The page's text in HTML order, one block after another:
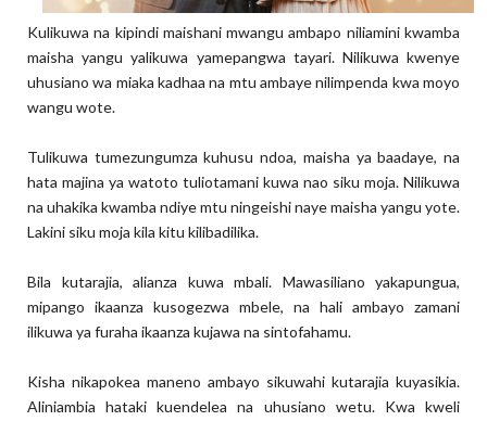
Kulikuwa na kipindi maishani mwangu ambapo niliamini kwamba
maisha yangu yalikuwa yamepangwa tayari. Nilikuwa kwenye
uhusiano wa miaka kadhaa na mtu ambaye nilimpenda kwa moyo
wangu wote.
Tulikuwa tumezungumza kuhusu ndoa, maisha ya baadaye, na
hata majina ya watoto tuliotamani kuwa nao siku moja. Nilikuwa
na uhakika kwamba ndiye mtu ningeishi naye maisha yangu yote.
Lakini siku moja kila kitu kilibadilika.
Bila kutarajia, alianza kuwa mbali. Mawasiliano yakapungua,
mipango ikaanza kusogezwa mbele, na hali ambayo zamani
ilikuwa ya furaha ikaanza kujawa na sintofahamu.
Kisha nikapokea maneno ambayo sikuwahi kutarajia kuyasikia.
Aliniambia hataki kuendelea na uhusiano wetu. Kwa kweli